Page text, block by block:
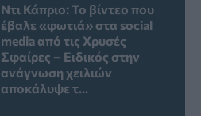
Ντι Κάπριο: Το βίντεο που
έβαλε «φωτιά» στα social
media από τις Χρυσές
Σφαίρες – Ειδικός στην
ανάγνωση χειλιών
αποκάλυψε τ...